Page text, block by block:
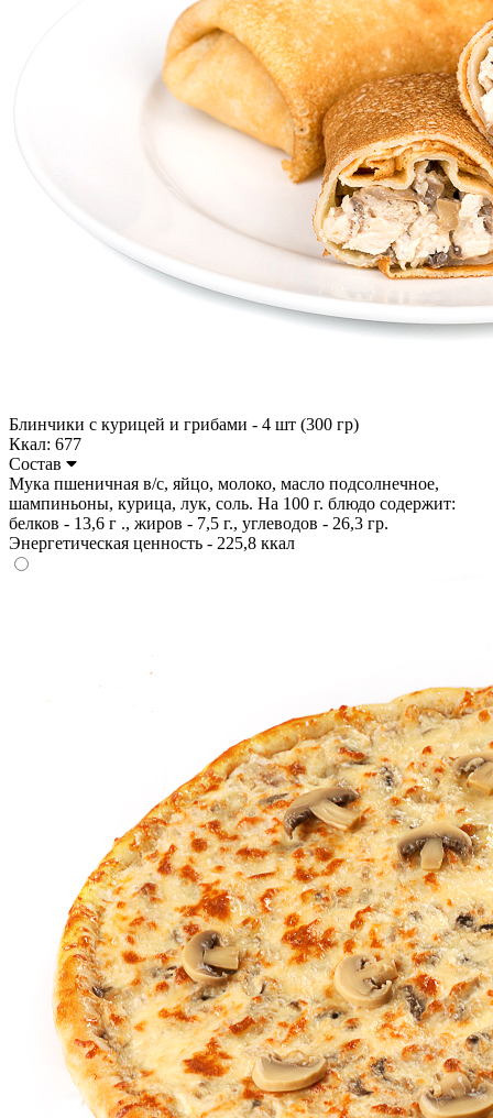
Блинчики с курицей и грибами - 4 шт (300 гр)
Ккал: 677
Состав
Мука пшеничная в/с, яйцо, молоко, масло подсолнечное,
шампиньоны, курица, лук, соль. На 100 г. блюдо содержит:
белков - 13,6 г ., жиров - 7,5 г., углеводов - 26,3 гр.
Энергетическая ценность - 225,8 ккал